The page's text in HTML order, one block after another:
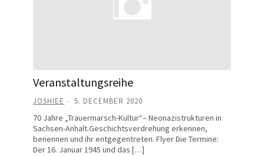
Veranstaltungsreihe
JOSHIEE 5. DECEMBER 2020
70 Jahre „Trauermarsch-Kultur“– Neonazistrukturen in
Sachsen-Anhalt.Geschichtsverdrehung erkennen,
benennen und ihr entgegentreten. Flyer Die Termine:
Der 16. Januar 1945 und das […]